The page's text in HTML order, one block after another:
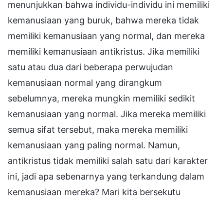
menunjukkan bahwa individu-individu ini memiliki
kemanusiaan yang buruk, bahwa mereka tidak
memiliki kemanusiaan yang normal, dan mereka
memiliki kemanusiaan antikristus. Jika memiliki
satu atau dua dari beberapa perwujudan
kemanusiaan normal yang dirangkum
sebelumnya, mereka mungkin memiliki sedikit
kemanusiaan yang normal. Jika mereka memiliki
semua sifat tersebut, maka mereka memiliki
kemanusiaan yang paling normal. Namun,
antikristus tidak memiliki salah satu dari karakter
ini, jadi apa sebenarnya yang terkandung dalam
kemanusiaan mereka? Mari kita bersekutu